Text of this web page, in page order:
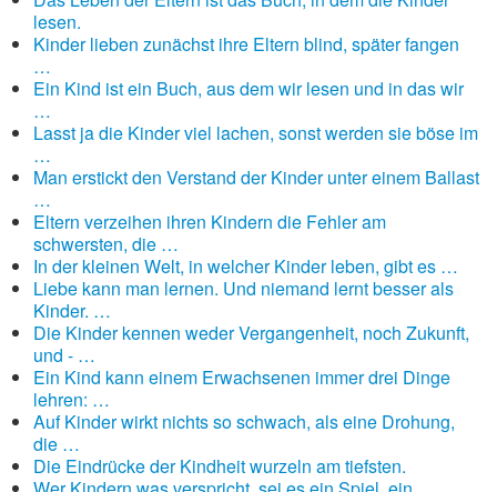
lesen.
Kinder lieben zunächst ihre Eltern blind, später fangen
…
Ein Kind ist ein Buch, aus dem wir lesen und in das wir
…
Lasst ja die Kinder viel lachen, sonst werden sie böse im
…
Man erstickt den Verstand der Kinder unter einem Ballast
…
Eltern verzeihen ihren Kindern die Fehler am
schwersten, die …
In der kleinen Welt, in welcher Kinder leben, gibt es …
Liebe kann man lernen. Und niemand lernt besser als
Kinder. …
Die Kinder kennen weder Vergangenheit, noch Zukunft,
und - …
Ein Kind kann einem Erwachsenen immer drei Dinge
lehren: …
Auf Kinder wirkt nichts so schwach, als eine Drohung,
die …
Die Eindrücke der Kindheit wurzeln am tiefsten.